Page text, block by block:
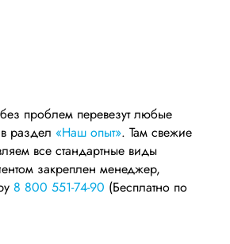
проблем перевезут любые
раздел «Наш опыт». Там свежие
все стандартные виды
закреплен менеджер,
8 800 551-74-90 (Бесплатно по